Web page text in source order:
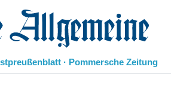
· Pommersche Zeitung